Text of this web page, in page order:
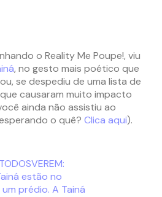
o Reality Me Poupe!, viu
, no gesto mais poético que
se despediu de uma lista de
causaram muito impacto
ainda não assistiu ao
o quê? Clica aqui).